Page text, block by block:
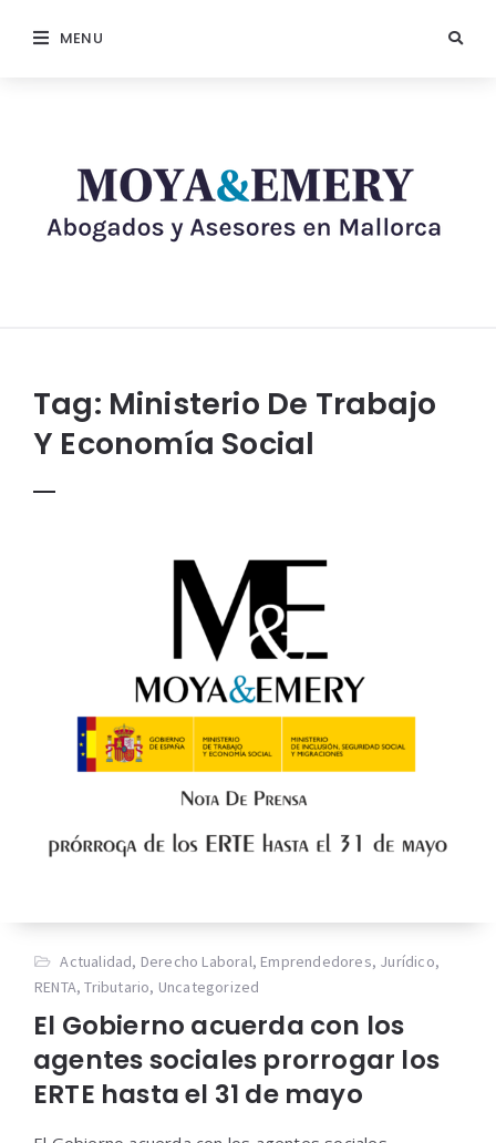
MENU
Tag: Ministerio De Trabajo
Y Economía Social
Actualidad, Derecho Laboral, Emprendedores, Jurídico,
RENTA,Tributario, Uncategorized
El Gobierno acuerda con los
agentes sociales prorrogar los
ERTE hasta el 31 de mayo